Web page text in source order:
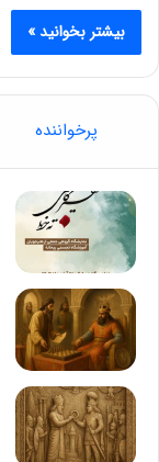
بیشتر بخوانید »
پرخواننده